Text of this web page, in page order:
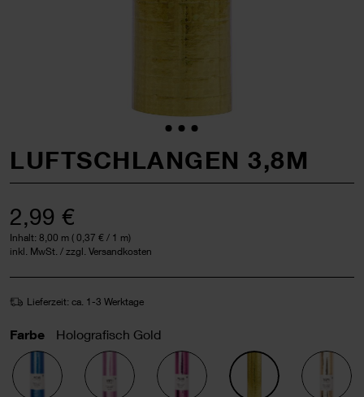
LUFTSCHLANGEN 3,8M
2,99 €
Inhalt: 8,00 m ( 0,37 € / 1 m)
inkl. MwSt. / zzgl. Versandkosten
Lieferzeit: ca. 1-3 Werktage
Farbe Holografisch Gold